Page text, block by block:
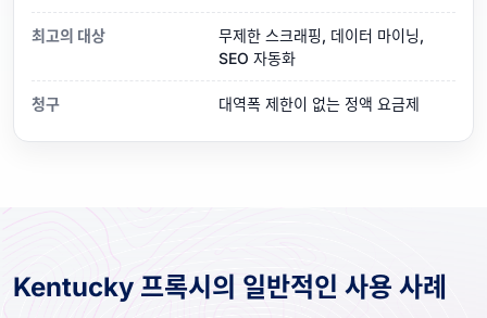
최고의 대상
무제한 스크래핑, 데이터 마이닝,
SEO 자동화
청구 대역폭 제한이 없는 정액 요금제
Kentucky 프록시의 일반적인 사용 사례